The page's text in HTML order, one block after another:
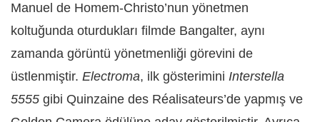
Manuel de Homem-Christo’nun yönetmen
koltuğunda oturdukları filmde Bangalter, aynı
zamanda görüntü yönetmenliği görevini de
üstlenmiştir. Electroma, ilk gösterimini Interstella
5555 gibi Quinzaine des Réalisateurs’de yapmış ve